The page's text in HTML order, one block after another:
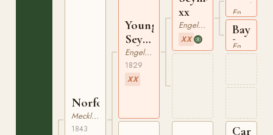
Norfolk
Mecklenburgare
1843
Young
Seymour
xx
Engelskt Fullblod
1829
XX
xx
Engelskt Fullblod
XX
xx
Bay
Javelin
xx